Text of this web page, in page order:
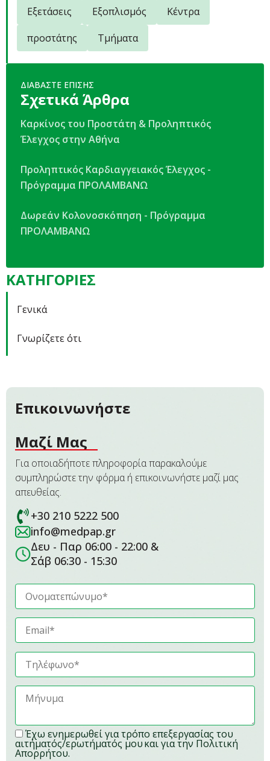
Εξετάσεις Εξοπλισμός
Κέντρα
προστάτης
Τμήματα
ΔΙΑΒΑΣΤΕ ΕΠΙΣΗΣ
Σχετικά Άρθρα
Καρκίνος του Προστάτη & Προληπτικός
Έλεγχος στην Αθήνα
Προληπτικός Καρδιαγγειακός Έλεγχος -
Πρόγραμμα ΠΡΟΛΑΜΒΑΝΩ
Δωρεάν Κολονοσκόπηση - Πρόγραμμα
ΠΡΟΛΑΜΒΑΝΩ
ΚΑΤΗΓΟΡΙΕΣ
Γενικά
Γνωρίζετε ότι
Επικοινωνήστε
Μαζί Μας
Για οποιαδήποτε πληροφορία παρακαλούμε
συμπληρώστε την φόρμα ή επικοινωνήστε μαζί μας
απευθείας.
+30 210 5222 500
info@medpap.gr
Δευ - Παρ 06:00 - 22:00 &
Σάβ 06:30 - 15:30
Έχω ενημερωθεί γιατρόπο επεξεργασίας του
αιτήματός/ερωτήματός μουκαι για την Πολιτική
Απορρήτου.